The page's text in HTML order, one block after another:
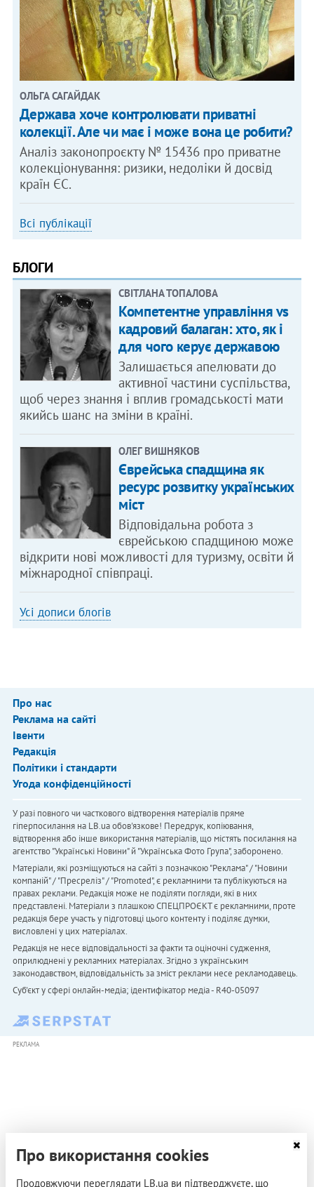
ОЛЬГА САГАЙДАК
Держава хоче контролювати приватні
колекції. Але чи має і може вона це робити?
Аналіз законопроєкту № 15436 про приватне
колекціонування: ризики, недоліки й досвід
країн ЄС.
Всі публікації
БЛОГИ
СВІТЛАНА ТОПАЛОВА
Компетентне управління vs
кадровий балаган: хто, як і
для чого керує державою
Залишається апелювати до
активної частини суспільства,
щоб через знання і вплив громадськості мати
якийсь шанс на зміни в країні.
ОЛЕГ ВИШНЯКОВ
Єврейська спадщина як
ресурс розвитку українських
міст
Відповідальна робота з
єврейською спадщиною може
відкрити нові можливості для туризму, освіти й
міжнародної співпраці.
Усі дописи блогів
Про нас
Реклама на сайті
Івенти
Редакція
Політики і стандарти
Угода конфіденційності
У разі повного чи часткового відтворення матеріалів пряме
гіперпосилання на LB.ua обов'язкове! Передрук, копіювання,
відтворення або інше використання матеріалів, що містять посилання на
агентство "Українськi Новини" й "Українська Фото Група", заборонено.
Матеріали, які розміщуються на сайті з позначкою "Реклама" / "Новини
компаній" / "Пресреліз" / "Promoted", є рекламними та публікуються на
правах реклами. Редакція може не поділяти погляди, які в них
представлені. Матеріали з плашкою СПЕЦПРОЄКТ є рекламними, проте
редакція бере участь у підготовці цього контенту і поділяє думки,
висловлені у цих матеріалах.
Редакція не несе відповідальності за факти та оціночні судження,
оприлюднені у рекламних матеріалах. Згідно з українським
законодавством, відповідальність за зміст реклами несе рекламодавець.
Cуб'єкт у сфері онлайн-медіа; ідентифікатор медіа - R40-05097
РЕКЛАМА
Про використання cookies
Продовжуючи переглядати LB.ua ви підтверджуєте, що